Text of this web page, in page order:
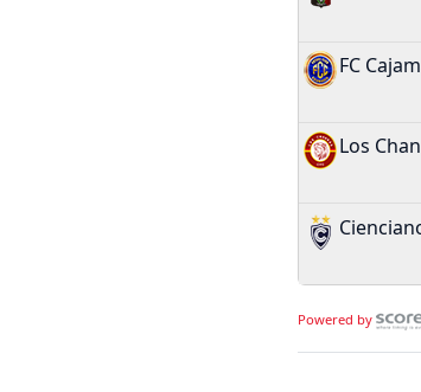
FC
Los
Powered by